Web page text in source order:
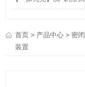
首页 > 产品中心 > 密
装置